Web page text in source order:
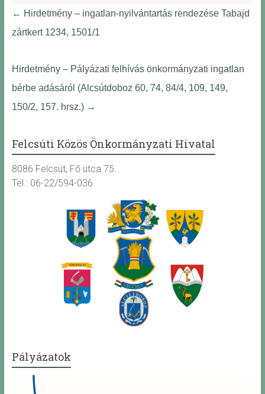
← Hirdetmény – ingatlan-nyilvántartás rendezése Tabajd
zártkert 1234, 1501/1
Hirdetmény – Pályázati felhívás önkormányzati ingatlan
bérbe adásáról (Alcsútdoboz 60, 74, 84/4, 109, 149,
150/2, 157. hrsz.) →
Felcsúti Közös Önkormányzati Hivatal
8086 Felcsút, Fő utca 75.
Tel.: 06-22/594-036
Pályázatok